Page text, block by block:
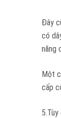
Đây
có
năng
Một
cấp